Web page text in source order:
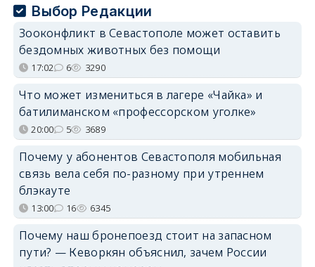
Выбор Редакции
Зооконфликт в Севастополе может оставить
бездомных животных без помощи
17:02 6 3290
Что может измениться в лагере «Чайка» и
батилиманском «профессорском уголке»
20:00 5 3689
Почему у абонентов Севастополя мобильная
связь вела себя по-разному при утреннем
блэкауте
13:00 16 6345
Почему наш бронепоезд стоит на запасном
пути? — Кеворкян объяснил, зачем России